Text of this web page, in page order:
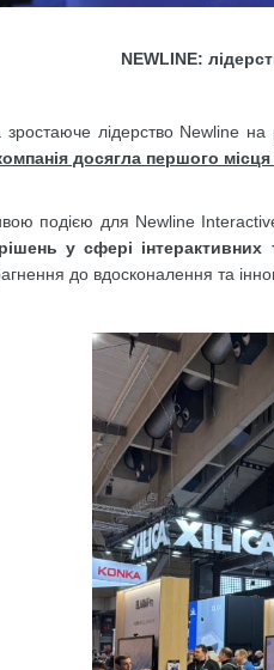
NEWLINE:
лідерство Newline на
досягла першого
подією для Newline
у сфері
до вдосконалення та